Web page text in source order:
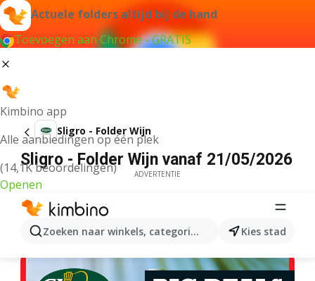
Actuele folders altijd bij de hand
Toevoegen aan Chrome - GRATIS
Kimbino app
Alle aanbiedingen op één plek
(14,1K beoordelingen)
Openen
Zoeken naar winkels, categorieën, producten...
Kies stad
Sligro - Folder Wijn
Sligro - Folder Wijn vanaf 21/05/2026
ADVERTENTIE